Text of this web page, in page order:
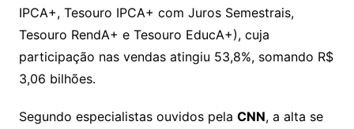
IPCA+, Tesouro IPCA+ com Juros Semestrais,
Tesouro RendA+ e Tesouro EducA+), cuja
participação nas vendas atingiu 53,8%, somando R$
3,06 bilhões.
Segundo especialistas ouvidos pela CNN, a alta se